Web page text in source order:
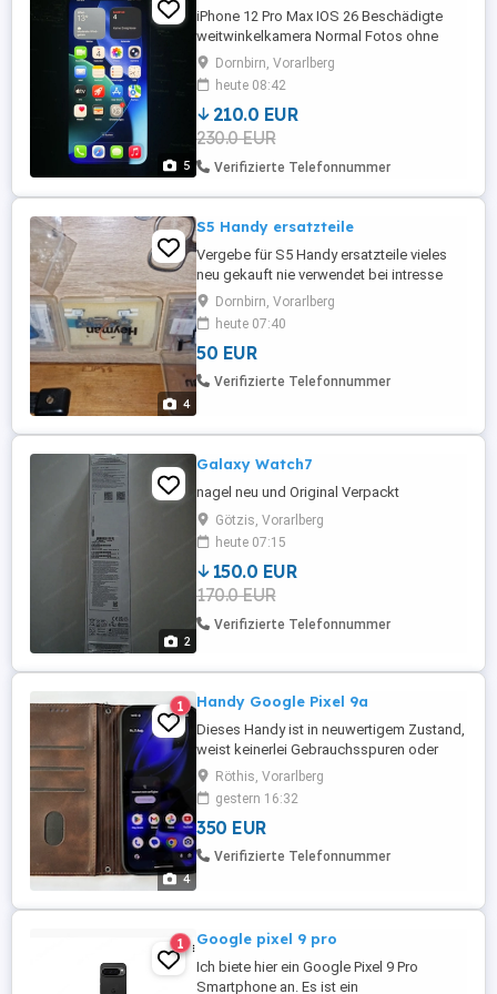
5
iPhone 12 Pro Max IOS 26 Beschädigte
weitwinkelkamera Normal Fotos ohne
Probleme
Dornbirn, Vorarlberg
heute 08:42
210.0 EUR
230.0 EUR
Verifizierte Telefonnummer
4
S5 Handy ersatzteile
Vergebe für S5 Handy ersatzteile vieles
neu gekauft nie verwendet bei intresse
schreibt mir danke !
Dornbirn, Vorarlberg
heute 07:40
50 EUR
Verifizierte Telefonnummer
2
Galaxy Watch7
nagel neu und Original Verpackt
Götzis, Vorarlberg
heute 07:15
150.0 EUR
170.0 EUR
Verifizierte Telefonnummer
4
1 Handy Google Pixel 9a
Dieses Handy ist in neuwertigem Zustand,
weist keinerlei Gebrauchsspuren oder
Abnützungserscheinungen auf (die Bilder
sind Originalaufnahmen) und verfügt noch
über volle Ladekapazität (siehe
Screenshot). Es überzeugt durch seine
Technik, seine Optik,
Röthis, Vorarlberg
gestern 16:32
350 EUR
Verifizierte Telefonnummer
1 Google pixel 9 pro
Ich biete hier ein Google Pixel 9 Pro
Smartphone an. Es ist ein